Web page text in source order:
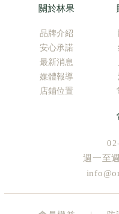
關於林果
品牌介紹
安心承諾
最新消息
媒體報導
店鋪位置
週一至